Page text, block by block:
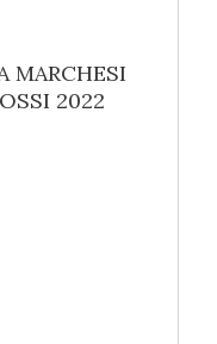
MARCHESI
2022